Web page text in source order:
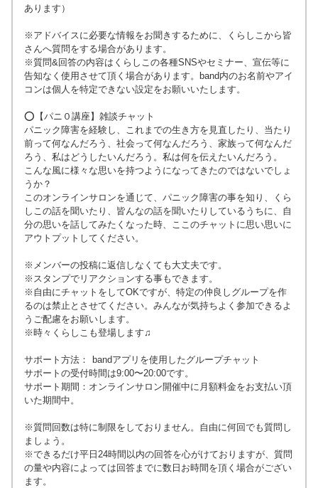
あります）
※アドバイスに必要な情報をお聞きするために、くらしこから皆
さんへ質問をする場合があります。
※質問&回答の内容はくらしこの各種SNSやセミナー、宣伝等に
告知なく使用させて頂く場合があります。band内のお名前やアイ
コンは個人を特定できない設定をお願いいたします。
⭕️【パニ０講座】雑談チャット
パニック障害を経験し、これまでの生き方を見直したり、当たり
前って何なんだろう、社会って何なんだろう、家族って何なんだ
ろう、私はどうしたいんだろう。私は何を伝えたいんだろう。
こんな風に様々な思いを持つようになってきたのではないでしょ
うか？
このオンラインサロンを通じて、パニック障害の事を知り、くら
しこの話を聞いたり、皆んなの話を聞いたりしているうちに、自
分の思いを話してみたくなった時、ここのチャットに思い思いに
アウトプットしてください。
※メンバーの投稿に返信しなくても大丈夫です。
※スタンプでリアクションする事もできます。
※自由にチャットをしてOKですが、特定の仲良しグループを作
るのは禁止とさせてください。みんなが気持ちよく参加できるよ
うご配慮をお願いします。
※時々くらしこも登場します♫
サポート方法： bandアプリを使用したグループチャット
サポートの受付時間は9:00〜20:00です。
サポート期間：オンラインサロン開催中に月額料金をお支払い頂
いた期間中。
※質問回数は特に制限をしておりません。自由に何回でも質問し
ましょう。
※できるだけ平日24時間以内の回答を心がけておりますが、質問
の量や内容によっては回答までに数日お時間を頂く場合がござい
ます。